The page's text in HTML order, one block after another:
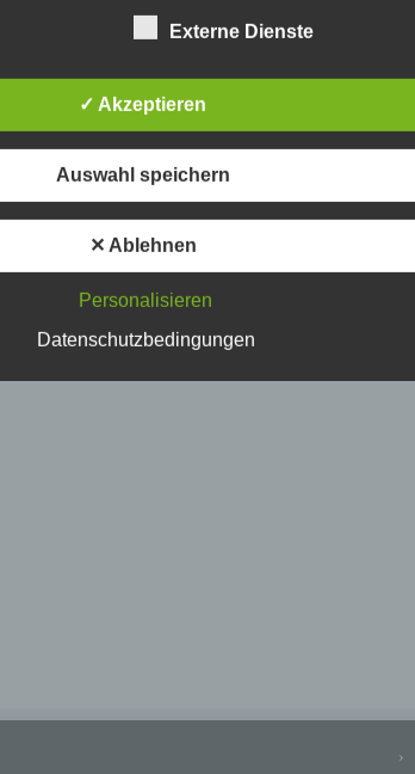
Externe Dienste
✓ Akzeptieren
Auswahl speichern
✕ Ablehnen
Personalisieren
Datenschutzbedingungen